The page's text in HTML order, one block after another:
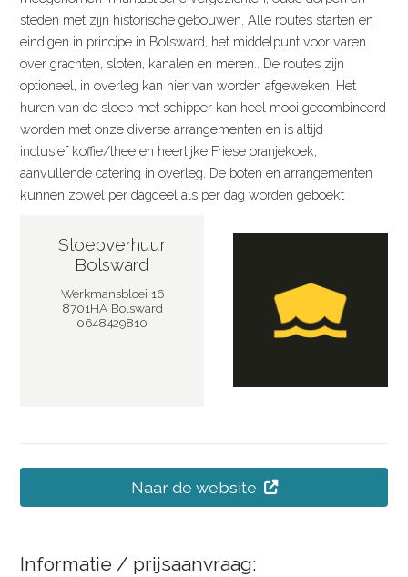
steden met zijn historische gebouwen. Alle routes starten en
eindigen in principe in Bolsward, het middelpunt voor varen
over grachten, sloten, kanalen en meren.. De routes zijn
optioneel, in overleg kan hier van worden afgeweken. Het
huren van de sloep met schipper kan heel mooi gecombineerd
worden met onze diverse arrangementen en is altijd
inclusief koffie/thee en heerlijke Friese oranjekoek,
aanvullende catering in overleg. De boten en arrangementen
kunnen zowel per dagdeel als per dag worden geboekt
Sloepverhuur
Bolsward
Werkmansbloei 16
8701HA Bolsward
0648429810
Naar de website
Informatie / prijsaanvraag: